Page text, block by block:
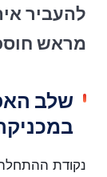
להעביר
מראש
שלב
נקודת ההתחלה